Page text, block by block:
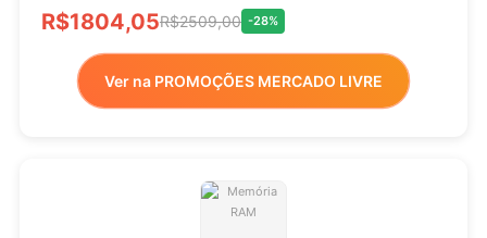
R$1804,05R$2509,00 -28%
Ver na PROMOÇÕES MERCADO LIVRE